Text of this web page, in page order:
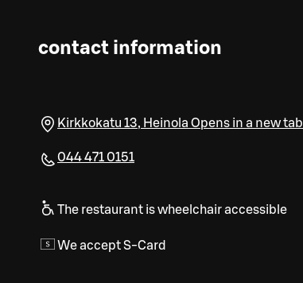
contact information
Kirkkokatu 13, Heinola Opens in a new tab
044 471 0151
The restaurant is wheelchair accessible
We accept S-Card